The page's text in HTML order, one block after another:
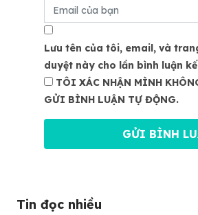
Lưu tên của tôi, email, và
duyệt này cho lần bình luận
TÔI XÁC NHẬN MÌNH
GỬI BÌNH LUẬN TỰ ĐỘNG.
Tin đọc nhiều